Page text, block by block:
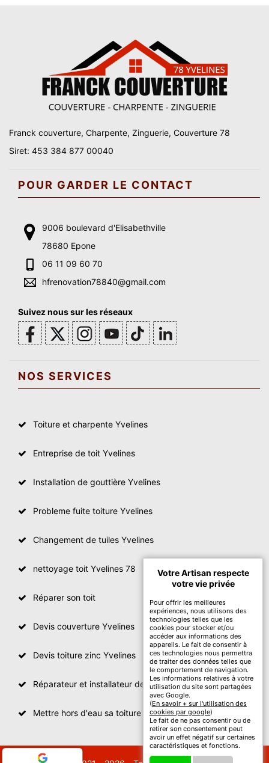
Franck couverture, Charpente, Zinguerie, Couverture 78
Siret: 453 384 877 00040
POUR GARDER LE CONTACT
9006 boulevard d'Elisabethville
78680 Epone
06 11 09 60 70
hfrenovation78840@gmail.com
Suivez nous sur les réseaux
NOS SERVICES
Toiture et charpente Yvelines
Entreprise de toit Yvelines
Installation de gouttière Yvelines
Probleme fuite toiture Yvelines
Changement de tuiles Yvelines
nettoyage toit Yvelines 78
Réparer son toit
Devis couverture Yvelines
Devis toiture zinc Yvelines
Réparateur et installateur de fenetre de toit Yvelines
Mettre hors d'eau sa toiture Yvelines
Votre Artisan respecte
votre vie privée
Pour offrir les meilleures
expériences, nous utilisons des
technologies telles que les
cookies pour stocker et/ou
accéder aux informations des
appareils. Le fait de consentir à
ces technologies nous permettra
de traiter des données telles que
le comportement de navigation.
Les informations relatives à votre
utilisation du site sont partagées
avec Google.
(En savoir + sur l'utilisation des
cookies par google)
Le fait de ne pas consentir ou de
retirer son consentement peut
avoir un effet négatif sur certaines
caractéristiques et fonctions.